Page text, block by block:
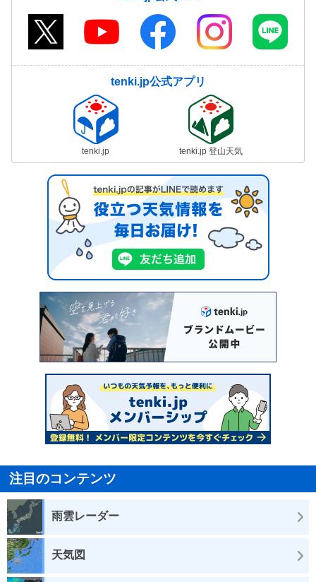
tenki.jp公式アプリ
tenki.jp tenki.jp 登山天気
注目のコンテンツ
雨雲レーダー
天気図